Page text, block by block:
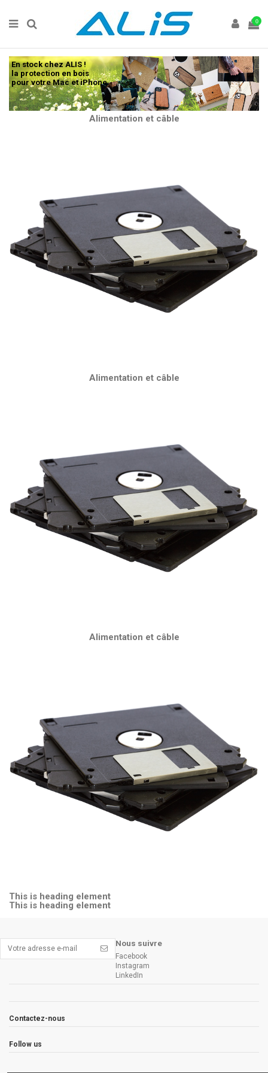
0
En stock chez ALIS !
la protection en bois
pour votre Mac et iPhone.
Alimentation et câble
Alimentation et câble
Alimentation et câble
This is heading element
This is heading element
Nous suivre
Facebook
Instagram
LinkedIn
Contactez-nous
Follow us